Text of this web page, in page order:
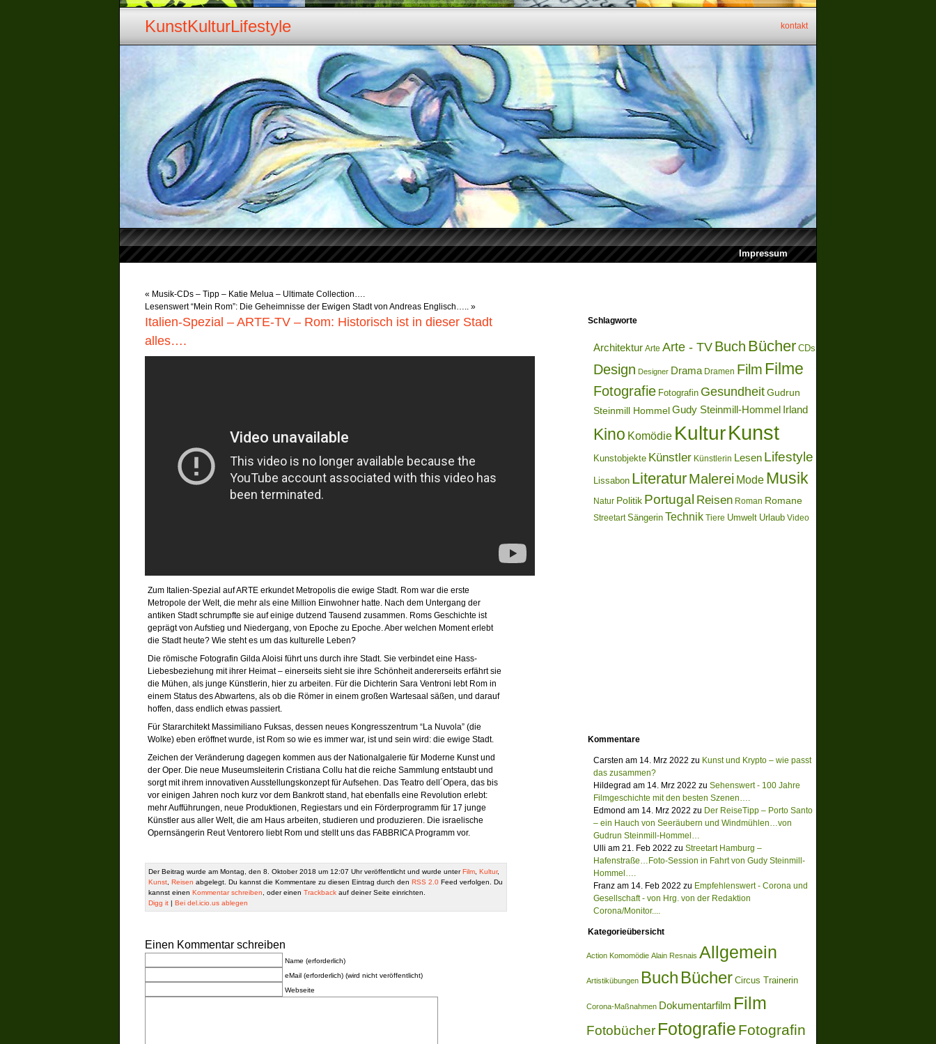
KunstKulturLifestyle kontakt
Impressum
« Musik-CDs – Tipp – Katie Melua – Ultimate Collection….
Lesenswert “Mein Rom”: Die Geheimnisse der Ewigen Stadt von Andreas Englisch….. »
Italien-Spezial – ARTE-TV – Rom: Historisch ist in dieser Stadt
alles….
Zum Italien-Spezial auf ARTE erkundet Metropolis die ewige Stadt. Rom war die erste
Metropole der Welt, die mehr als eine Million Einwohner hatte. Nach dem Untergang der
antiken Stadt schrumpfte sie auf einige dutzend Tausend zusammen. Roms Geschichte ist
geprägt von Aufstieg und Niedergang, von Epoche zu Epoche. Aber welchen Moment erlebt
die Stadt heute? Wie steht es um das kulturelle Leben?
Die römische Fotografin Gilda Aloisi führt uns durch ihre Stadt. Sie verbindet eine Hass-
Liebesbeziehung mit ihrer Heimat – einerseits sieht sie ihre Schönheit andererseits erfährt sie
die Mühen, als junge Künstlerin, hier zu arbeiten. Für die Dichterin Sara Ventroni lebt Rom in
einem Status des Abwartens, als ob die Römer in einem großen Wartesaal säßen, und darauf
hoffen, dass endlich etwas passiert.
Für Stararchitekt Massimiliano Fuksas, dessen neues Kongresszentrum “La Nuvola” (die
Wolke) eben eröffnet wurde, ist Rom so wie es immer war, ist und sein wird: die ewige Stadt.
Zeichen der Veränderung dagegen kommen aus der Nationalgalerie für Moderne Kunst und
der Oper. Die neue Museumsleiterin Cristiana Collu hat die reiche Sammlung entstaubt und
sorgt mit ihrem innovativen Ausstellungskonzept für Aufsehen. Das Teatro dell´Opera, das bis
vor einigen Jahren noch kurz vor dem Bankrott stand, hat ebenfalls eine Revolution erlebt:
mehr Aufführungen, neue Produktionen, Regiestars und ein Förderprogramm für 17 junge
Künstler aus aller Welt, die am Haus arbeiten, studieren und produzieren. Die israelische
Opernsängerin Reut Ventorero liebt Rom und stellt uns das FABBRICA Programm vor.
Der Beitrag wurde am Montag, den 8. Oktober 2018 um 12:07 Uhr veröffentlicht und wurde unterFilm Kultur,
Kunst Reisen abgelegt. Du kannst die Kommentare zu diesen Eintrag durch den RSS 2.0 Feed verfolgen. Du
kannst einen Kommentar schreiben , oder einen Trackback auf deiner Seite einrichten.
Digg it | Bei del.icio.us ablegen
Einen Kommentar schreiben
Name (erforderlich)
eMail (erforderlich) (wird nicht veröffentlicht)
Webseite
Schlagworte
Architektur Arte Arte - TVBuch Bücher CDs
Design Designer Drama Dramen Film Filme
Fotografie Fotografin Gesundheit Gudrun
Steinmill Hommel Gudy Steinmill-Hommel Irland
Kino Komödie KulturKunst
Kunstobjekte Künstler Künstlerin Lesen Lifestyle
Lissabon LiteraturMalerei Mode Musik
Natur Politik Portugal Reisen Roman Romane
Streetart Sängerin Technik Tiere Umwelt Urlaub Video
Kommentare
Carsten am 14. Mrz 2022 zu Kunst und Krypto – wie passt
das zusammen?
Hildegrad am 14. Mrz 2022 zu Sehenswert - 100 Jahre
Filmgeschichte mit den besten Szenen….
Edmond am 14. Mrz 2022 zu Der ReiseTipp – Porto Santo
– ein Hauch von Seeräubern und Windmühlen…von
Gudrun Steinmill-Hommel…
Ulli am 21. Feb 2022 zu Streetart Hamburg –
Hafenstraße…Foto-Session in Fahrt von Gudy Steinmill-
Hommel….
Franz am 14. Feb 2022 zu Empfehlenswert - Corona und
Gesellschaft - von Hrg. von der Redaktion
Corona/Monitor....
Kategorieübersicht
Action Komomödie Alain Resnais Allgemein
Artistikübungen Buch Bücher Circus Trainerin
Corona-Maßnahmen Dokumentarfilm Film
Fotobücher Fotografie Fotografin